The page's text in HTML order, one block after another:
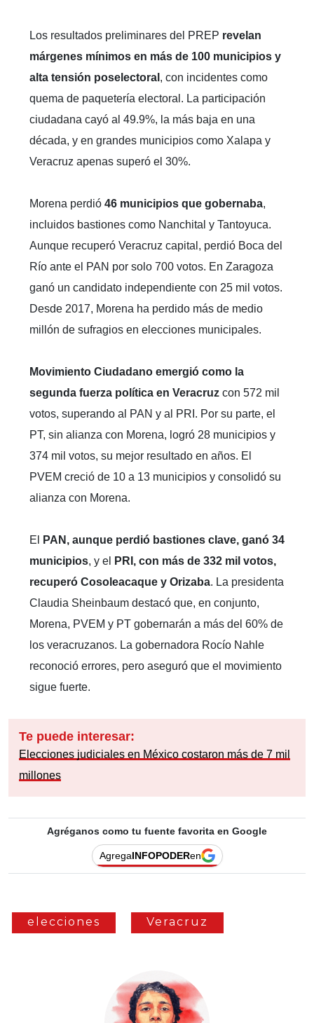
Los resultados preliminares del PREP revelan
márgenes mínimos en más de 100 municipios y
alta tensión poselectoral , con incidentes como
quema de paquetería electoral. La participación
ciudadana cayó al 49.9%, la más baja en una
década, y en grandes municipios como Xalapa y
Veracruz apenas superó el 30%.
Morena perdió 46 municipios que gobernaba,
incluidos bastiones como Nanchital y Tantoyuca.
Aunque recuperó Veracruz capital, perdió Boca del
Río ante el PAN por solo 700 votos. En Zaragoza
ganó un candidato independiente con 25 mil votos.
Desde 2017, Morena ha perdido más de medio
millón de sufragios en elecciones municipales.
Movimiento Ciudadano emergió como la
segunda fuerza política en Veracruz con 572 mil
votos, superando al PAN y al PRI. Por su parte, el
PT, sin alianza con Morena, logró 28 municipios y
374 mil votos, su mejor resultado en años. El
PVEM creció de 10 a 13 municipios y consolidó su
alianza con Morena.
El
PAN, aunque perdió bastiones clave, ganó 34
municipios, y el
PRI, con más de 332 mil votos,
recuperó Cosoleacaque y Orizaba. La presidenta
Claudia Sheinbaum destacó que, en conjunto,
Morena, PVEM y PT gobernarán a más del 60% de
los veracruzanos. La gobernadora Rocío Nahle
reconoció errores, pero aseguró que el movimiento
sigue fuerte.
Te puede interesar:
Elecciones judiciales en México costaron más de 7 mil
millones
Agréganos como tu fuente favorita en Google
AgregaINFOPODERen
elecciones Veracruz